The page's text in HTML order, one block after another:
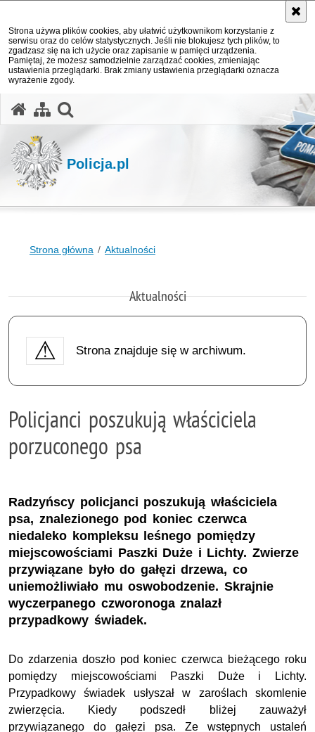
Strona używa plików cookies, aby ułatwić użytkownikom korzystanie z
serwisu oraz do celów statystycznych. Jeśli nie blokujesz tych plików, to
zgadzasz się na ich użycie oraz zapisanie w pamięci urządzenia.
Pamiętaj, że możesz samodzielnie zarządzać cookies, zmieniając
ustawienia przeglądarki. Brak zmiany ustawienia przeglądarki oznacza
wyrażenie zgody.
Policja.pl
Strona główna Aktualności
Aktualności
Strona znajduje się w archiwum.
Policjanci poszukują właściciela
porzuconego psa
Radzyńscy policjanci poszukują właściciela
psa, znalezionego pod koniec czerwca
niedaleko kompleksu leśnego pomiędzy
miejscowościami Paszki Duże i Lichty. Zwierze
przywiązane było do gałęzi drzewa, co
uniemożliwiało mu oswobodzenie. Skrajnie
wyczerpanego czworonoga znalazł
przypadkowy świadek.
Do zdarzenia doszło pod koniec czerwca bieżącego roku
pomiędzy miejscowościami Paszki Duże i Lichty.
Przypadkowy świadek usłyszał w zaroślach skomlenie
zwierzęcia. Kiedy podszedł bliżej zauważył
przywiązanego do gałęzi psa. Ze wstępnych ustaleń